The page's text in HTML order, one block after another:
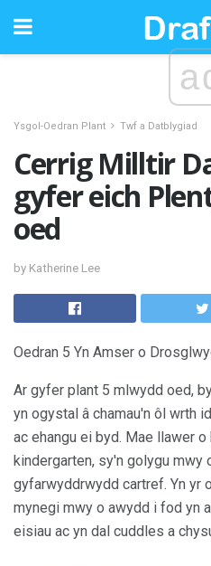
Ysgol-Oedran Plant Twf a Datblygiad
Cerrig Milltir
gyfer eich
oed
by Katherine Lee
Oedran 5 Yn Amser o
Ar gyfer plant 5 mlwydd oed,
yn ogystal â chamau'n ôl wrth
ac ehangu ei byd. Mae llawer
kindergarten, sy'n golygu
gyfarwyddrwydd cartref. Yn yr
mynegi mwy o awydd i fod yn
eisiau ac yn dal cuddles a